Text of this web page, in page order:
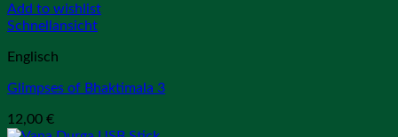
Add to wishlist
Schnellansicht
Englisch
Glimpses of Bhaktimala 3
12,00 €